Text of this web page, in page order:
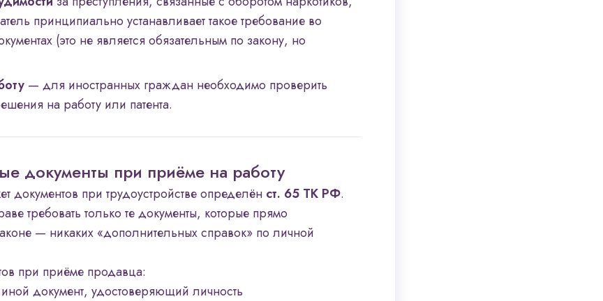
принципиально устанавливает такое требование во
(это не является обязательным по закону, но
— для иностранных граждан необходимо проверить
на работу или патента.
документы при приёме на работу
документов при трудоустройстве определён ст. 65 ТК РФ.
требовать только те документы, которые прямо
— никаких «дополнительных справок» по личной
при приёме продавца:
документ, удостоверяющий личность